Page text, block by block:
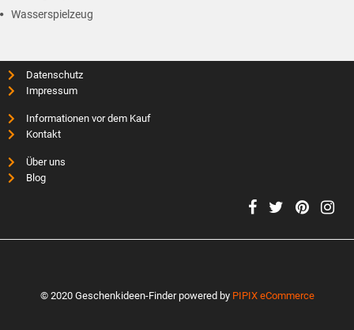
Wasserspielzeug
Datenschutz
Impressum
Informationen vor dem Kauf
Kontakt
Über uns
Blog
© 2020 Geschenkideen-Finder powered by PIPIX eCommerce